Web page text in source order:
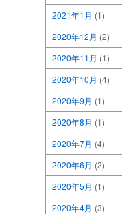
2021年1月 (1)
2020年12月 (2)
2020年11月 (1)
2020年10月 (4)
2020年9月 (1)
2020年8月 (1)
2020年7月 (4)
2020年6月 (2)
2020年5月 (1)
2020年4月 (3)